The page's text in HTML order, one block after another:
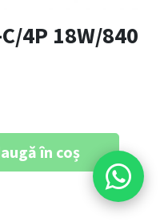
C/4P 18W/840
în coș